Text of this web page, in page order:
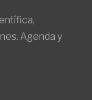
Agenda y